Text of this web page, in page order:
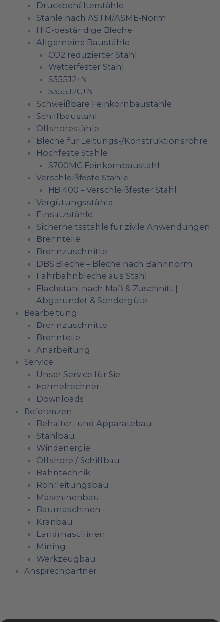
Druckbehälterstähle
Stähle nach ASTM/ASME-Norm
HIC-beständige Bleche
Allgemeine Baustähle
CO2 reduzierter Stahl
Wetterfester Stahl
S355J2+N
S355J2C+N
Schweißbare Feinkornbaustähle
Schiffbaustahl
Offshorestähle
Bleche für Leitungs-/Konstruktionsrohre
Hochfeste Stähle
S700MC Feinkornbaustahl
Verschleißfeste Stähle
HB 400 – Verschleißfester Stahl
Vergütungsstähle
Einsatzstähle
Sicherheitsstähle für zivile Anwendungen
Brennteile
Brennzuschnitte
DBS Bleche – Bleche nach Bahnnorm
Fahrbahnbleche aus Stahl
Flachstahl nach Maß & Zuschnitt |
Abgerundet & Sondergüte
Bearbeitung
Brennzuschnitte
Brennteile
Anarbeitung
Service
Unser Service für Sie
Formelrechner
Downloads
Referenzen
Behälter- und Apparatebau
Stahlbau
Windenergie
Offshore / Schiffbau
Bahntechnik
Rohrleitungsbau
Maschinenbau
Baumaschinen
Kranbau
Landmaschinen
Mining
Werkzeugbau
Ansprechpartner